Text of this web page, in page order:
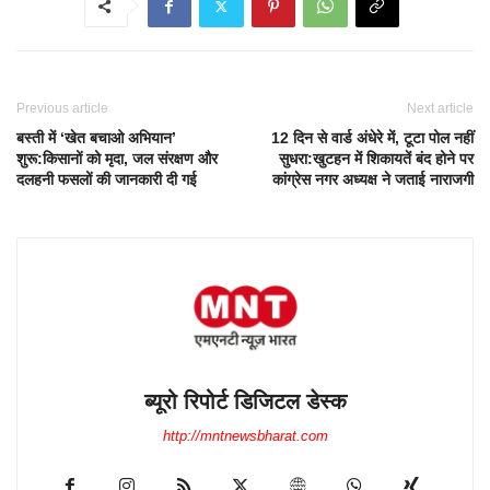
Previous article
बस्ती में ‘खेत बचाओ अभियान’
शुरू:किसानों को मृदा, जल संरक्षण और
दलहनी फसलों की जानकारी दी गई
Next article
12 दिन से वार्ड अंधेरे में, टूटा पोल नहीं
सुधरा:खुटहन में शिकायतें बंद होने पर
कांग्रेस नगर अध्यक्ष ने जताई नाराजगी
ब्यूरो रिपोर्ट डिजिटल डेस्क
http://mntnewsbharat.com